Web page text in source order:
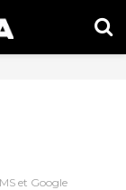
et Google